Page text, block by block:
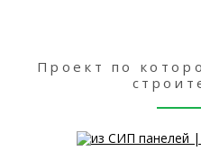
Проект по